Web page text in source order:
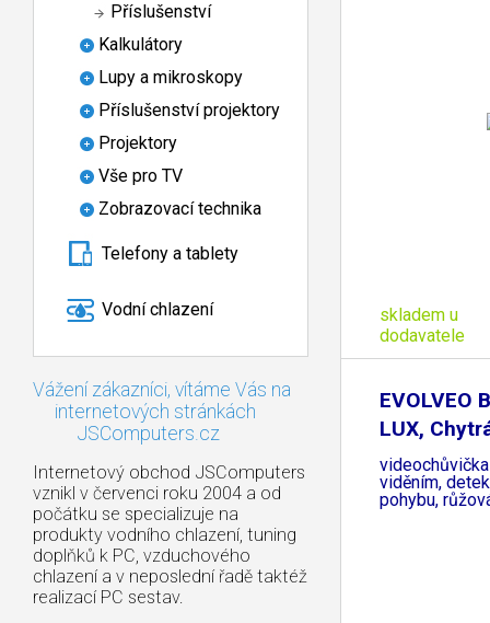
Příslušenství
Kalkulátory
Lupy a mikroskopy
Příslušenství projektory
Projektory
Vše pro TV
Zobrazovací technika
Telefony a tablety
Vodní chlazení
Vážení zákazníci, vítáme Vás na
internetových stránkách
JSComputers.cz
Internetový obchod JSComputers
vznikl v červenci roku 2004 a od
počátku se specializuje na
produkty vodního chlazení, tuning
doplňků k PC, vzduchového
chlazení a v neposlední řadě taktéž
realizací PC sestav.
skladem u
dodavatele
EVOLVEO
LUX,
viděním,
pohybu,